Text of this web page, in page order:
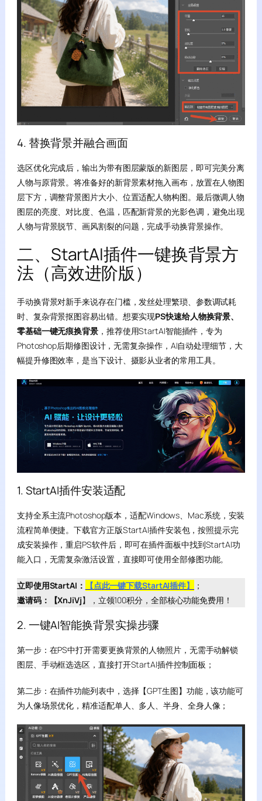
4. 替换背景并融合画面
选区优化完成后，输出为带有图层蒙版的新图层，即可完美分离
人物与原背景。将准备好的新背景素材拖入画布，放置在人物图
层下方，调整背景图片大小、位置适配人物构图。最后微调人物
图层的亮度、对比度、色温，匹配新背景的光影色调，避免出现
人物与背景脱节、画风割裂的问题，完成手动换背景操作。
二、StartAI插件一键换背景方
法（高效进阶版）
手动换背景对新手来说存在门槛，发丝处理繁琐、参数调试耗
时、复杂背景抠图容易出错。想要实现PS快速给人物换背景、
零基础一键无痕换背景，推荐使用StartAI智能插件，专为
Photoshop后期修图设计，无需复杂操作，AI自动处理细节，大
幅提升修图效率，是当下设计、摄影从业者的常用工具。
1. StartAI插件安装适配
支持全系主流Photoshop版本，适配Windows、Mac系统，安装
流程简单便捷。下载官方正版StartAI插件安装包，按照提示完
成安装操作，重启PS软件后，即可在插件面板中找到StartAI功
能入口，无需复杂激活设置，直接即可使用全部修图功能。
立即使用StartAI： 【点此一键下载StartAI插件】
；
邀请码：【XnJiVj】，立领100积分，全部核心功能免费用！
2. 一键AI智能换背景实操步骤
第一步：在PS中打开需要更换背景的人物照片，无需手动解锁
图层、手动框选选区，直接打开StartAI插件控制面板；
第二步：在插件功能列表中，选择【GPT生图】功能，该功能可
为人像场景优化，精准适配单人、多人、半身、全身人像；